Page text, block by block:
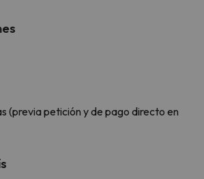
(previa petición y de pago directo en